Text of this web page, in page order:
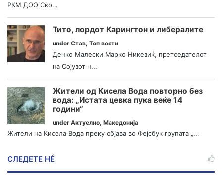
РКМ ДОО Ско...
Тито, лордот Карингтон и либералите
under Став, Топ вести
Денко Малески Марко Никезиќ, претседателот
на Сојузот н...
Жители од Кисела Вода повторно без
вода: „Истата цевка пука веќе 14
години“
under Актуелно, Македонија
Жители на Кисела Вода преку објава во Фејсбук групата „...
СЛЕДЕТЕ НÉ